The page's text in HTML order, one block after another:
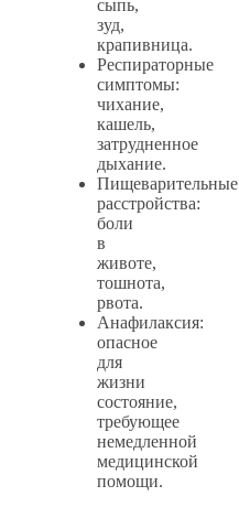
сыпь,
зуд,
крапивница.
Респираторные
симптомы:
чихание,
кашель,
затрудненное
дыхание.
Пищеварительные
расстройства:
боли
в
животе,
тошнота,
рвота.
Анафилаксия:
опасное
для
жизни
состояние,
требующее
немедленной
медицинской
помощи.